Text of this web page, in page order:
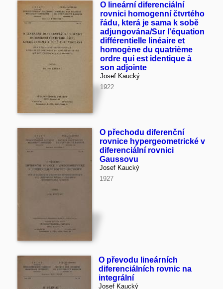
O lineární diferenciální
rovnici homogenní čtvrtého
řádu, která je sama k sobě
adjungována/Sur l'équation
différentielle linéaire et
homogène du quatrième
ordre qui est identique à
son adjointe
Josef Kaucký
1922
O přechodu diferenční
rovnice hypergeometrické v
diferenciální rovnici
Gaussovu
Josef Kaucký
1927
O převodu lineárních
diferenciálních rovnic na
integrální
Josef Kaucký